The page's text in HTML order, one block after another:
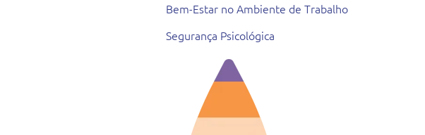
Bem-Estar no Ambiente de Trabalho
Segurança Psicológica